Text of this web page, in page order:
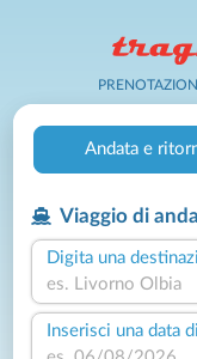
Andata e
Viaggio di
Digita una
Inserisci una data